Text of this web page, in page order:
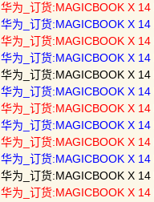
华为_订货:MAGICBOOK X
华为_订货:MAGICBOOK X
华为_订货:MAGICBOOK X
华为_订货:MAGICBOOK X
华为_订货:MAGICBOOK X
华为_订货:MAGICBOOK X
华为_订货:MAGICBOOK X
华为_订货:MAGICBOOK X
华为_订货:MAGICBOOK X
华为_订货:MAGICBOOK X
华为_订货:MAGICBOOK X
华为_订货:MAGICBOOK X